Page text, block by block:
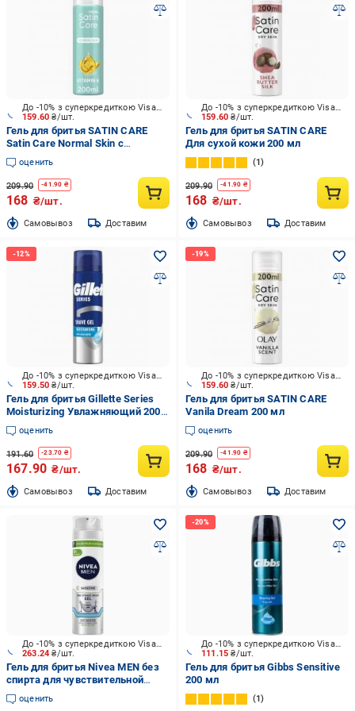
159.60₴/шт.
До -10% з суперкредиткою Visa Вигода
Гель для бритья SATIN CARE
Satin Care Normal Skin с
витамином Е 200 мл
оценить
209.90 -41.90 ₴
168 ₴/шт.
Cамовывоз Доставим
159.60₴/шт.
До -10% з суперкредиткою Visa Вигода
Гель для бритья SATIN CARE
Для сухой кожи 200 мл
1
209.90 -41.90 ₴
168 ₴/шт.
Cамовывоз Доставим
159.50₴/шт.
До -10% з суперкредиткою Visa Вигода
Гель для бритья Gillette Series
Moisturizing Увлажняющий 200
мл
оценить
191.60 -23.70 ₴
167.90 ₴/шт.
Cамовывоз Доставим
159.60₴/шт.
До -10% з суперкредиткою Visa Вигода
Гель для бритья SATIN CARE
Vanila Dream 200 мл
оценить
209.90 -41.90 ₴
168 ₴/шт.
Cамовывоз Доставим
263.24₴/шт.
До -10% з суперкредиткою Visa Вигода
Гель для бритья Nivea MEN без
спирта для чувствительной
кожи 200 мл
оценить
111.15₴/шт.
До -10% з суперкредиткою Visa Вигода
Гель для бритья Gibbs Sensitive
200 мл
1